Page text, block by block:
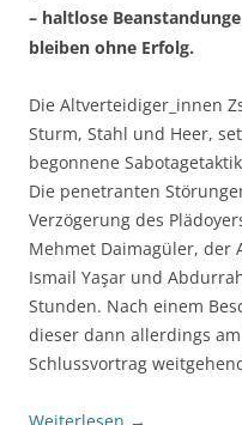
– haltlose
bleiben ohne Erfolg.
Die Altverteidiger_innen
Sturm, Stahl und Heer,
begonnene
Die penetranten
Verzögerung des
Mehmet Daimagüler, der
Ismail Yaşar und
Stunden. Nach einem
dieser dann allerdings
Schlussvortrag